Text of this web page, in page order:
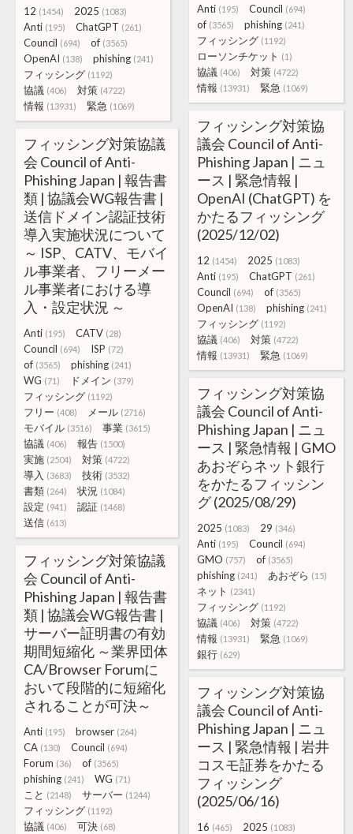
Anti (195) Council (694)
of (3565) phishing (241)
フィッシング (1192)
ローソンチケット (1)
協議 (406) 対策 (4722)
情報 (13931) 緊急 (1069)
12 (1454) 2025 (1083)
Anti (195) ChatGPT (261)
Council (694) of (3565)
OpenAI (138) phishing (241)
フィッシング (1192)
協議 (406) 対策 (4722)
情報 (13931) 緊急 (1069)
フィッシング対策協
議会 Council of Anti-
Phishing Japan | ニュ
ース | 緊急情報 |
OpenAI (ChatGPT) を
かたるフィッシング
(2025/12/02)
12 (1454) 2025 (1083)
Anti (195) ChatGPT (261)
Council (694) of (3565)
OpenAI (138) phishing (241)
フィッシング (1192)
協議 (406) 対策 (4722)
情報 (13931) 緊急 (1069)
フィッシング対策協議
会 Council of Anti-
Phishing Japan | 報告書
類 | 協議会WG報告書 |
送信ドメイン認証技術
導入実施状況について
～ ISP、CATV、モバイ
ル事業者、フリーメー
ル事業者における導
入・設定状況 ～
Anti (195) CATV (28)
Council (694) ISP (72)
of (3565) phishing (241)
WG (71) ドメイン (379)
フィッシング (1192)
フリー (408) メール (2716)
モバイル (3516) 事業 (3615)
協議 (406) 報告 (1500)
実施 (2504) 対策 (4722)
導入 (3683) 技術 (3532)
書類 (264) 状況 (1084)
設定 (941) 認証 (1468)
送信 (613)
フィッシング対策協
議会 Council of Anti-
Phishing Japan | ニュ
ース | 緊急情報 | GMO
あおぞらネット銀行
をかたるフィッシン
グ (2025/08/29)
2025 (1083) 29 (346)
Anti (195) Council (694)
GMO (757) of (3565)
phishing (241) あおぞら (15)
ネット (2341)
フィッシング (1192)
協議 (406) 対策 (4722)
情報 (13931) 緊急 (1069)
銀行 (629)
フィッシング対策協議
会 Council of Anti-
Phishing Japan | 報告書
類 | 協議会WG報告書 |
サーバー証明書の有効
期間短縮化 ～業界団体
CA/Browser Forumに
おいて段階的に短縮化
されることが可決～
Anti (195) browser (264)
CA (130) Council (694)
Forum (36) of (3565)
phishing (241) WG (71)
こと (2148) サーバー (1244)
フィッシング (1192)
協議 (406) 可決 (68)
フィッシング対策協
議会 Council of Anti-
Phishing Japan | ニュ
ース | 緊急情報 | 岩井
コスモ証券をかたる
フィッシング
(2025/06/16)
16 (465) 2025 (1083)